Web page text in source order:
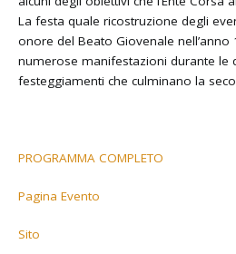
La festa quale ricostruzione degli
onore del Beato Giovenale nell’anno
numerose manifestazioni durante le
festeggiamenti che culminano la
PROGRAMMA COMPLETO
Pagina Evento
Sito